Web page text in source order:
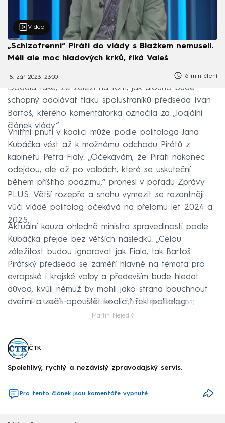
Video
„Schizofrenní“ Piráti do vlády s Blažkem nemuseli.
Měli ale moc hladových krků, říká Valeš
18. zář 2023, 23:00 6 min čtení
Dodala také, že záleží na tom, jak dlouho bude
schopný odolávat tlaku spolustraníků předseda Ivan
Bartoš, kterého komentátorka označila za „loajální
článek vlády“.
Vnitřní pnutí v koalici může podle politologa Jana
Kubáčka vést až k možnému odchodu Pirátů z
kabinetu Petra Fialy. „Očekávám, že Piráti nakonec
odejdou, ale až po volbách, které se uskuteční
během příštího podzimu,“ pronesl v pořadu Zprávy
PLUS. Větší rozepře a snahu vymezit se razantněji
vůči vládě politolog očekává na přelomu let 2024 a
2025.
Aktuální kauza ohledně ministra spravedlnosti podle
Kubáčka přejde bez větších následků. „Celou
záležitost budou ignorovat jak Fiala, tak Bartoš.
Pirátský předseda se zaměří hlavně na témata pro
evropské i krajské volby a především bude hledat
důvod, kvůli němuž by mohli jako strana bouchnout
dveřmi a začít opouštět koalici,“ řekl politolog.
Miloš Zeman Vít Rakušan ODS Petr Fiala (ODS)
Martin Nejedlý
ČTK
Spolehlivý, rychlý a nezávislý zpravodajský servis.
Pro tento článek jsou komentáře vypnuté